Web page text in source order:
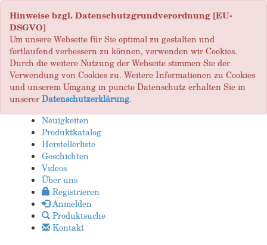
Hinweise bzgl. Datenschutzgrundverordnung [EU-
DSGVO]
Um unsere Webseite für Sie optimal zu gestalten und
fortlaufend verbessern zu können, verwenden wir Cookies.
Durch die weitere Nutzung der Webseite stimmen Sie der
Verwendung von Cookies zu. Weitere Informationen zu Cookies
und unserem Umgang in puncto Datenschutz erhalten Sie in
unsererDatenschutzerklärung.
Neuigkeiten
Produktkatalog
Herstellerliste
Geschichten
Videos
Über uns
Registrieren
Anmelden
Produktsuche
Kontakt